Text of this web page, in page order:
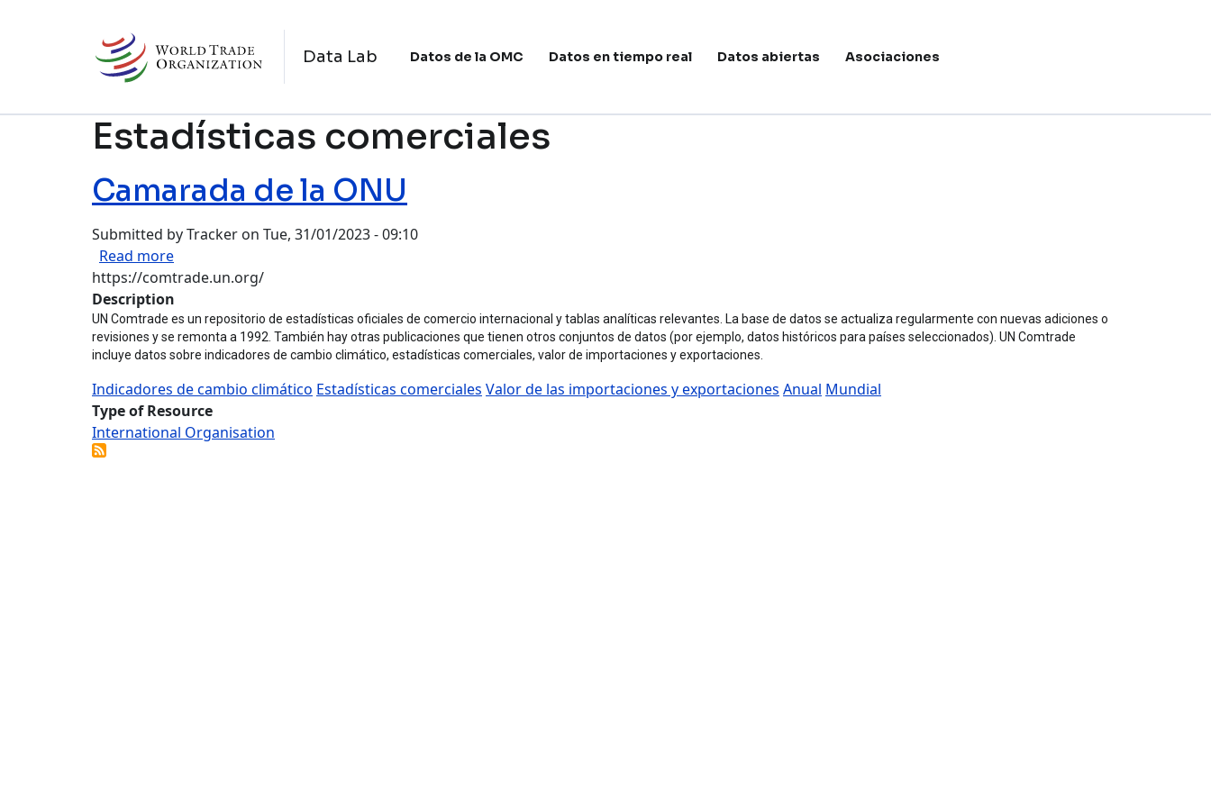
Data Lab Navegación principal
Datos de la OMC Datos en tiempo real Datos abiertas Asociaciones
Estadísticas comerciales
Camarada de la ONU
Submitted byTracker on Tue, 31/01/2023 - 09:10
Read moreabout Camarada de la ONU
https://comtrade.un.org/
Description
UN Comtrade es un repositorio de estadísticas oficiales de comercio internacional y tablas analíticas relevantes. La base de datos se actualiza regularmente con nuevas adiciones o
revisiones y se remonta a 1992. También hay otras publicaciones que tienen otros conjuntos de datos (por ejemplo, datos históricos para países seleccionados). UN Comtrade
incluye datos sobre indicadores de cambio climático, estadísticas comerciales, valor de importaciones y exportaciones.
Indicadores de cambio climático Estadísticas comerciales Valor de las importaciones y exportaciones Anual Mundial
Type of Resource
International Organisation